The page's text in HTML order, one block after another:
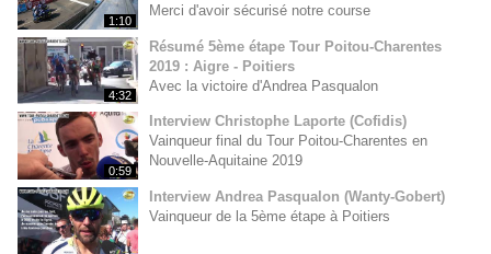
1:10
Merci d'avoir sécurisé notre course
4:32
Résumé 5ème étape Tour Poitou-Charentes
2019 : Aigre - Poitiers
Avec la victoire d'Andrea Pasqualon
0:59
Interview Christophe Laporte (Cofidis)
Vainqueur final du Tour Poitou-Charentes en
Nouvelle-Aquitaine 2019
Interview Andrea Pasqualon (Wanty-Gobert)
Vainqueur de la 5ème étape à Poitiers